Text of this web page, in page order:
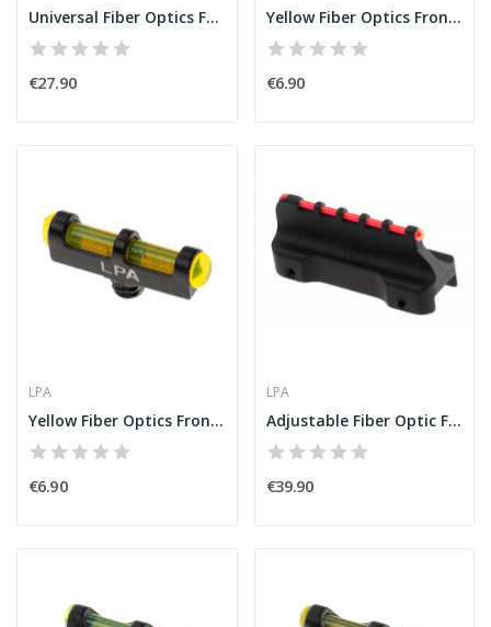
Universal Fiber Optics Front Sight for...
€27.90
Yellow Fiber Optics Front Sight for 3,0 MA...
€6.90
LPA
Yellow Fiber Optics Front Sight for 5X40 Thread...
€6.90
LPA
Adjustable Fiber Optic Front Sight for 6-8mm...
€39.90